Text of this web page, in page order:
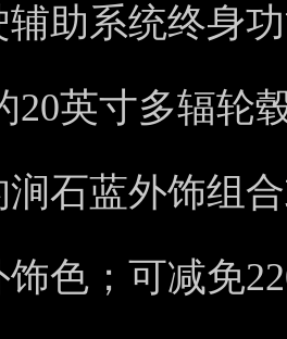
辅助系统终身
20英寸多辐轮
涧石蓝外饰组
色；可减免